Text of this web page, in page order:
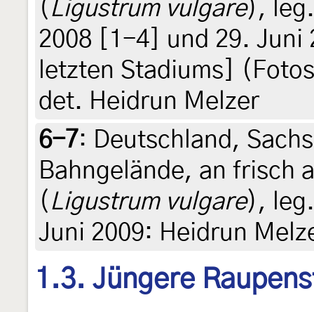
( Ligustrum vulgare),
2008 [1-4] und 29. Juni
letzten Stadiums]
det. Heidrun Melzer
6-7: Deutschland,
Bahngelände, an frisch
( Ligustrum vulgare),
Juni 2009: Heidrun
1.3. Jüngere